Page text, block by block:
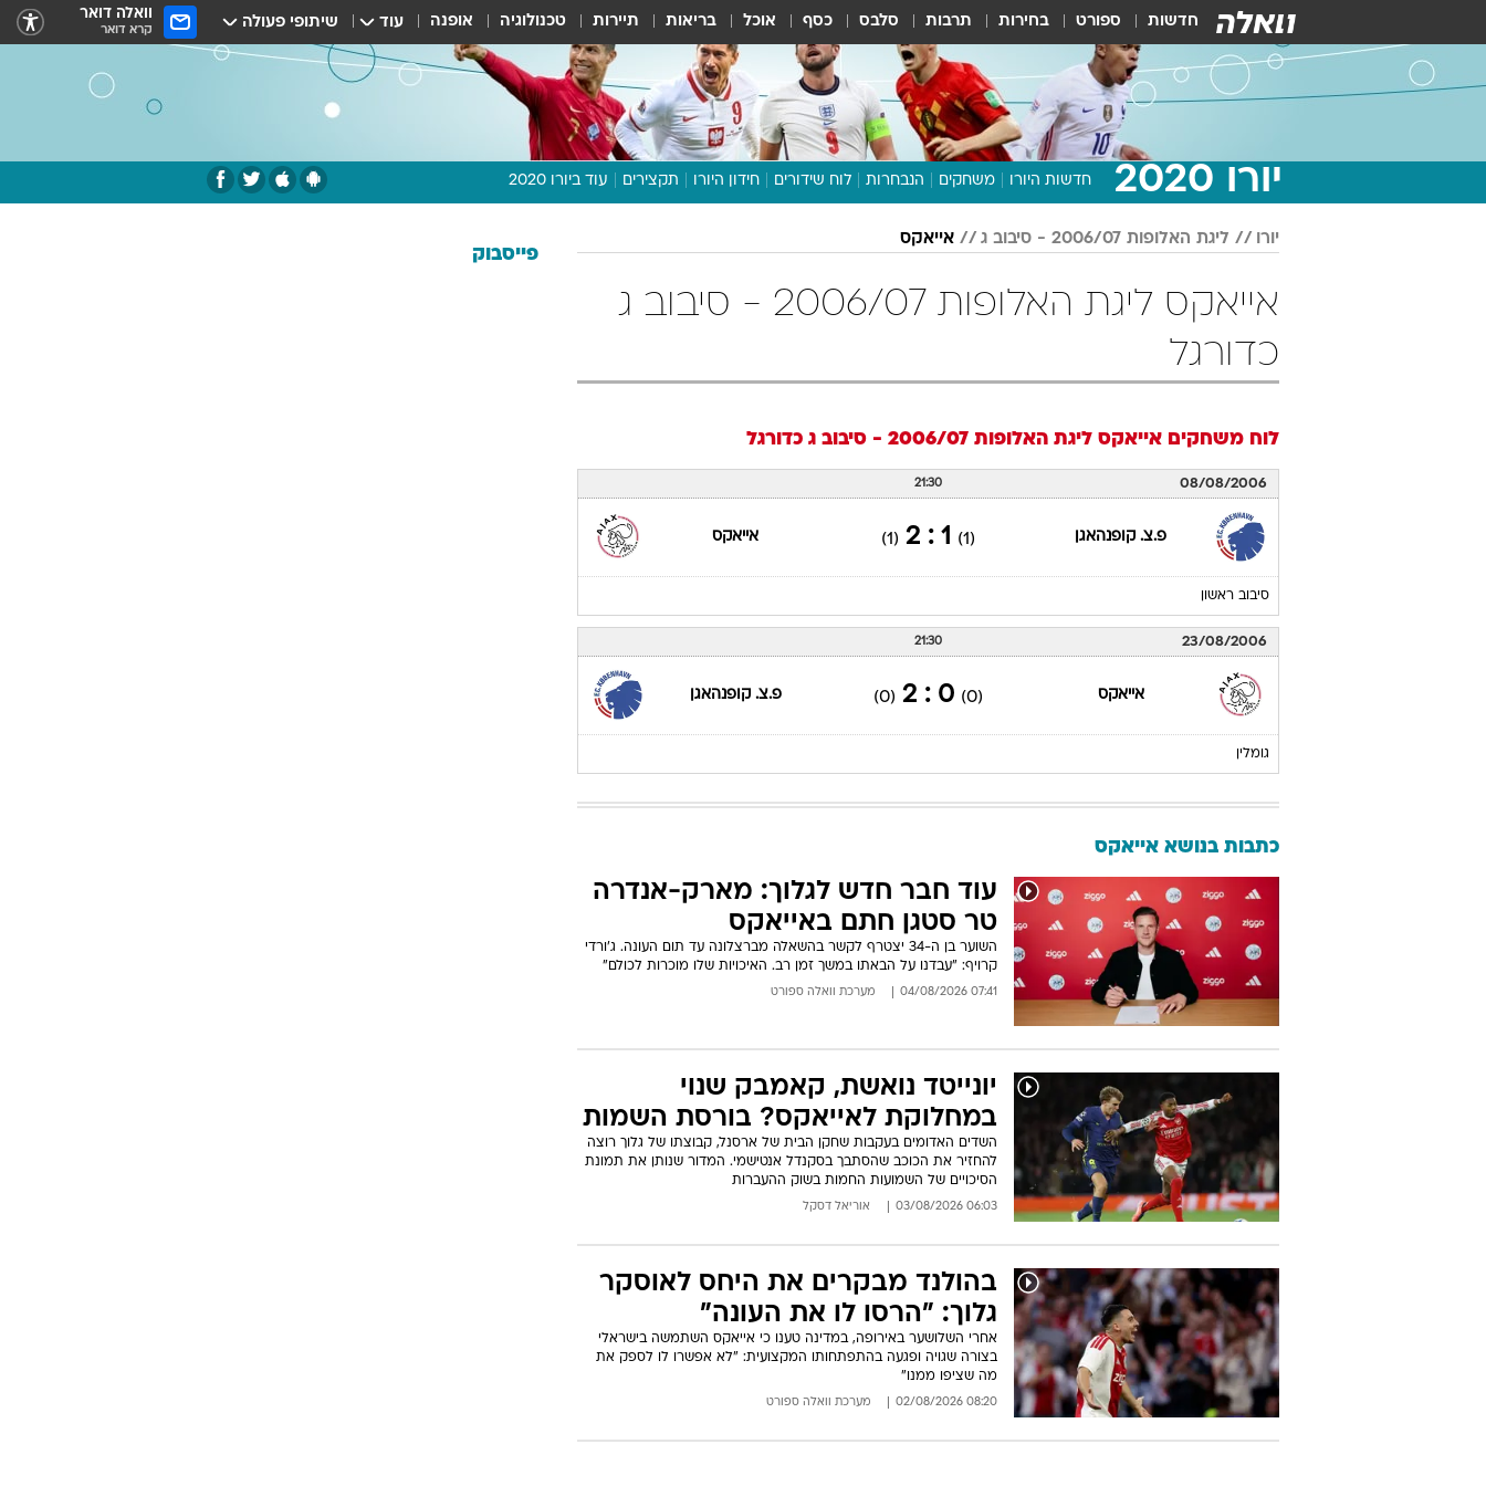
חדשות ספורט בחירות תרבות סלבס כסף אוכל בריאות תיירות טכנולוגיה אופנה עוד שיתופי פעולה וואלה דואר
קרא דואר
יורו 2020 חדשות היורו משחקים הנבחרות לוח שידורים חידון היורו תקצירים עוד ביורו 2020
תכנית היורו
וואלה! ספורט
יורו ליגת האלופות 2006/07 - סיבוב ג אייאקס
אייאקס ליגת האלופות 2006/07 - סיבוב ג
כדורגל
לוח משחקים אייאקס ליגת האלופות 2006/07 - סיבוב ג כדורגל
08/08/2006
21:30
פ.צ. קופנהאגן (1)
1 : 2
(1) אייאקס
סיבוב ראשון
23/08/2006
21:30
אייאקס (0)
0 : 2
(0) פ.צ. קופנהאגן
גומלין
כתבות בנושא אייאקס
עוד חבר חדש לגלוך: מארק-אנדרה
טר סטגן חתם באייאקס
השוער בן ה-34 יצטרף לקשר בהשאלה מברצלונה עד תום העונה. ג'ורדי
קרויף: "עבדנו על הבאתו במשך זמן רב. האיכויות שלו מוכרות לכולם"
07:41 04/08/2026 מערכת וואלה ספורט
יונייטד נואשת, קאמבק שנוי
במחלוקת לאייאקס? בורסת השמות
השדים האדומים בעקבות שחקן הבית של ארסנל, קבוצתו של גלוך רוצה
להחזיר את הכוכב שהסתבך בסקנדל אנטישמי. המדור שנותן את תמונת
הסיכויים של השמועות החמות בשוק ההעברות
06:03 03/08/2026 אוריאל דסקל
בהולנד מבקרים את היחס לאוסקר
גלוך: "הרסו לו את העונה"
אחרי השלושער באירופה, במדינה טענו כי אייאקס השתמשה בישראלי
בצורה שגויה ופגעה בהתפתחותו המקצועית: "לא אפשרו לו לספק את
מה שציפו ממנו"
08:20 02/08/2026 מערכת וואלה ספורט
פייסבוק